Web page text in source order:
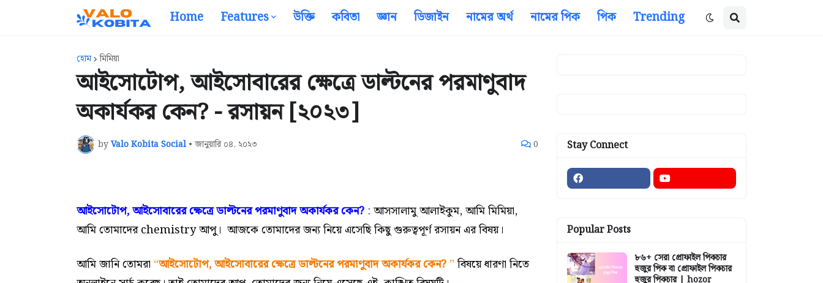
Home Features উক্তি কবিতা জ্ঞান ডিজাইন নামের অর্থ নামের পিক পিক Trending
হোম মিমিয়া
আইসোটোপ, আইসোবারের ক্ষেত্রে ডাল্টনের পরমাণুবাদ
অকার্যকর কেন? - রসায়ন [২০২৩]
byValo Kobita Social • জানুয়ারি ০৪, ২০২৩ 0
আইসোটোপ, আইসোবারের ক্ষেত্রে ডাল্টনের পরমাণুবাদ অকার্যকর কেন? : আসসালামু আলাইকুম,আমি মিমিয়া,
আমি তোমাদের chemistry আপু। আজকে তোমাদের জন্য নিয়ে এসেছি কিছু গুরুত্বপূর্ণ রসায়ন এর বিষয়।
আমি জানি তোমরা “আইসোটোপ, আইসোবারের ক্ষেত্রে ডাল্টনের পরমাণুবাদ অকার্যকর কেন?” বিষয়ে ধারণা নিতে
Stay Connect
Popular Posts
৮৬+ সেরা প্রোফাইল পিকচার
হুজুর পিক বা প্রোফাইল পিকচার
হুজুর পিকচার | hozor